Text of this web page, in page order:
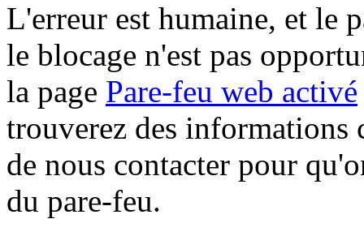
L'erreur est humaine, et le
le blocage n'est pas
la page Pare-feu web activé
trouverez des informations
de nous contacter pour
du pare-feu.